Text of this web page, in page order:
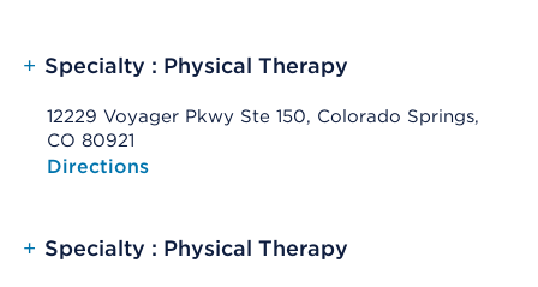
+ Specialty : Physical Therapy
12229 Voyager Pkwy Ste 150, Colorado Springs,
CO 80921
Opens native map application on mobile devices
Directions
+ Specialty : Physical Therapy